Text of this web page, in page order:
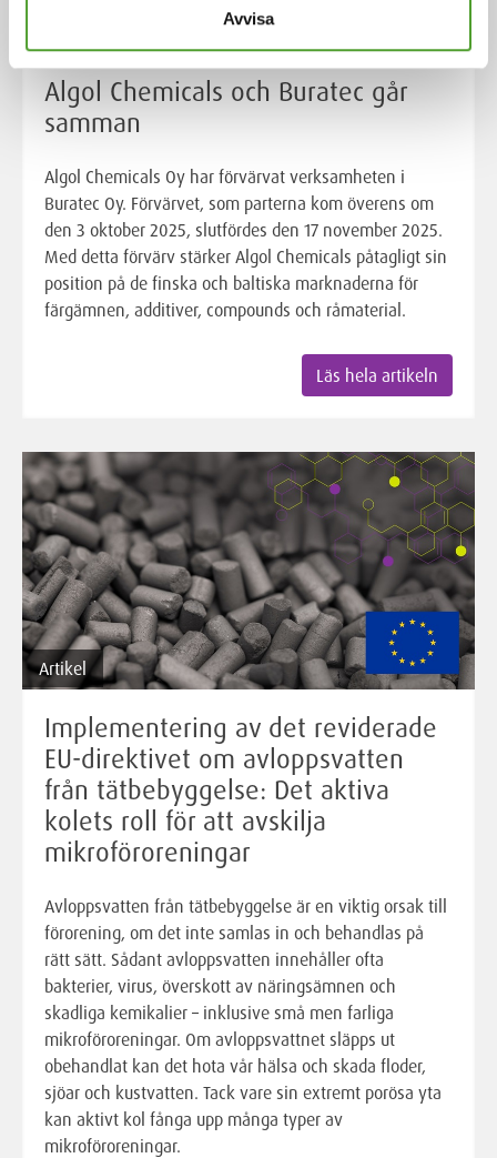
Avvisa
Algol Chemicals och Buratec går
samman
Algol Chemicals Oy har förvärvat verksamheten i
Buratec Oy. Förvärvet, som parterna kom överens om
den 3 oktober 2025, slutfördes den 17 november 2025.
Med detta förvärv stärker Algol Chemicals påtagligt sin
position på de finska och baltiska marknaderna för
färgämnen, additiver, compounds och råmaterial.
Läs hela artikeln
Artikel
Implementering av det reviderade
EU-direktivet om avloppsvatten
från tätbebyggelse: Det aktiva
kolets roll för att avskilja
mikroföroreningar
Avloppsvatten från tätbebyggelse är en viktig orsak till
förorening, om det inte samlas in och behandlas på
rätt sätt. Sådant avloppsvatten innehåller ofta
bakterier, virus, överskott av näringsämnen och
skadliga kemikalier – inklusive små men farliga
mikroföroreningar. Om avloppsvattnet släpps ut
obehandlat kan det hota vår hälsa och skada floder,
sjöar och kustvatten. Tack vare sin extremt porösa yta
kan aktivt kol fånga upp många typer av
mikroföroreningar.